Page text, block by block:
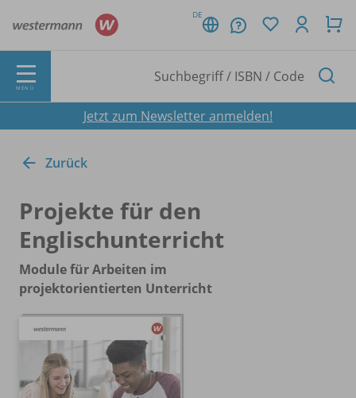
DE
MENÜ
Jetzt zum Newsletter anmelden!
Zurück
Projekte für den
Englischunterricht
Module für Arbeiten im
projektorientierten Unterricht